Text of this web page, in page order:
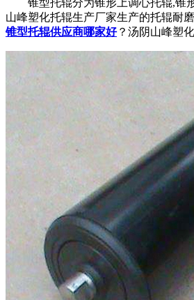
锥型托辊分为锥形上调心托辊,锥
山峰塑化托辊生产厂家生产的托辊耐
锥型托辊供应商哪家好？汤阴山峰塑